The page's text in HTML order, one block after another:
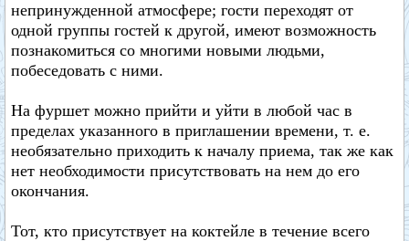
непринужденной атмосфере; гости переходят от
одной группы гостей к другой, имеют возможность
познакомиться со многими новыми людьми,
побеседовать с ними.
На фуршет можно прийти и уйти в любой час в
пределах указанного в приглашении времени, т. е.
необязательно приходить к началу приема, так же как
нет необходимости присутствовать на нем до его
окончания.
Тот, кто присутствует на коктейле в течение всего